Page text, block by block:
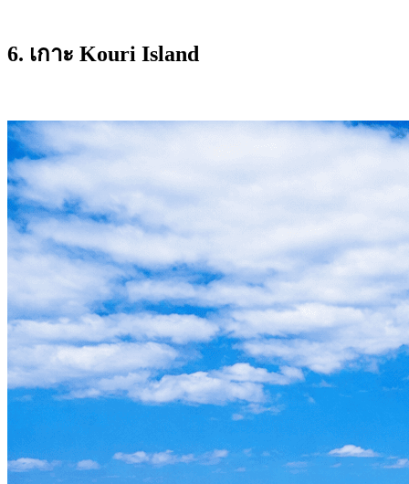
6. เกาะ Kouri Island